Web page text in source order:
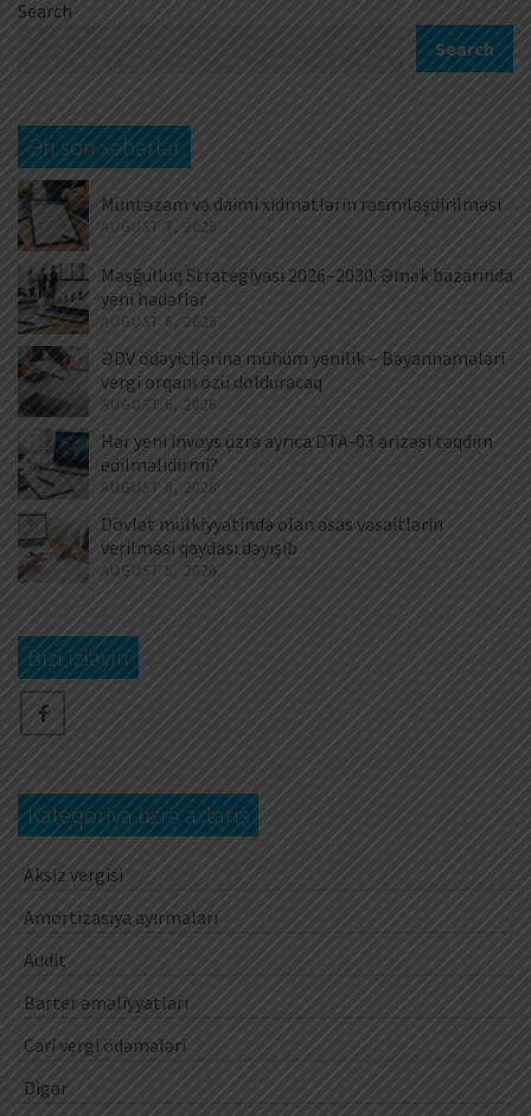
Search
Search
Ən son xəbərlər
Müntəzəm və daimi xidmətlərin rəsmiləşdirilməsi
AUGUST 7, 2026
Məşğulluq Strategiyası 2026–2030: Əmək bazarında
yeni hədəflər
AUGUST 6, 2026
ƏDV ödəyicilərinə mühüm yenilik – Bəyannamələri
vergi orqanı özü dolduracaq
AUGUST 6, 2026
Hər yeni invoys üzrə ayrıca DTA-03 ərizəsi təqdim
edilməlidirmi?
AUGUST 6, 2026
Dövlət mülkiyyətində olan əsas vəsaitlərin
verilməsi qaydası dəyişib
AUGUST 5, 2026
Bizi izləyin
Kateqoriya üzrə axtarış
Aksiz vergisi
Amortizasiya ayırmaları
Audit
Barter əməliyyatları
Cari vergi ödəmələri
Digər